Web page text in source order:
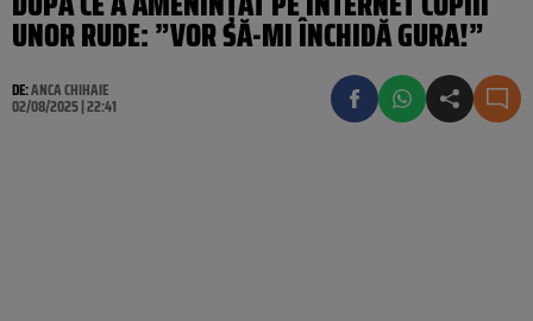
UNOR RUDE: ”VOR SĂ-MI ÎNCHIDĂ GURA!”
DE:ANCA CHIHAIE
02/08/2025 | 22:41